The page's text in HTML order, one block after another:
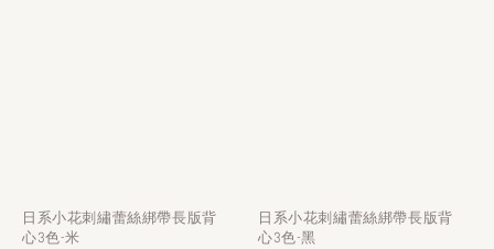
日系小花刺繡蕾絲綁帶長版背
心3色-米
日系小花刺繡蕾絲綁帶長版背
心3色-黑